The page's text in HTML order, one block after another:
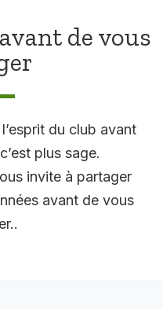
de vous
du club avant
plus sage.
invite à partager
avant de vous